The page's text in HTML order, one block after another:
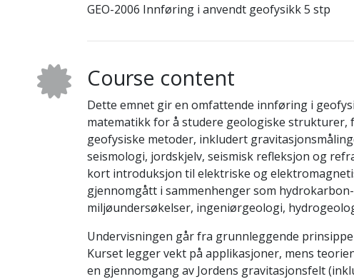
GEO-2006 Innføring i anvendt geofysikk 5 stp
Course content
Dette emnet gir en omfattende innføring i
matematikk for å studere geologiske strukturer,
geofysiske metoder, inkludert
seismologi, jordskjelv, seismisk refleksjon og
kort introduksjon til elektriske og
gjennomgått i sammenhenger som
miljøundersøkelser, ingeniørgeologi,
Undervisningen går fra grunnleggende
Kurset legger vekt på applikasjoner, mens
en gjennomgang av Jordens gravitasjonsfelt